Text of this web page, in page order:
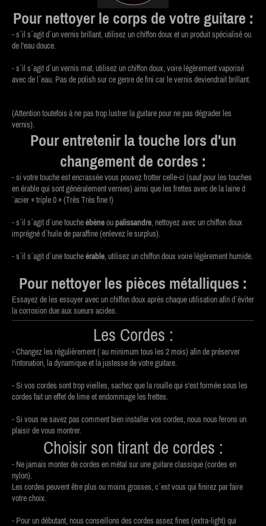
Pour nettoyer le corps de votre guitare :
- s´il s´agit d´un vernis brillant, utilisez un chiffon doux et un produit spécialisé ou
de l'eau douce.
- s´il s´agit d´un vernis mat, utilisez un chiffon doux, voire légèrement vaporisé
avec de l´eau. Pas de polish sur ce genre de fini car le vernis deviendrait brillant.
(Attention toutefois à ne pas trop lustrer la guitare pour ne pas dégrader les
vernis).
Pour entretenir la touche lors d'un
changement de cordes :
- si votre touche est encrassée vous pouvez frotter celle-ci (sauf pour les touches
en érable qui sont généralement vernies) ainsi que les frettes avec de la laine d
´acier « triple 0 » (Très Très fine !)
- s´il s´agit d´une toucheébèneoupalissandre, nettoyez avec un chiffon doux
imprégné d´huile de paraffine (enlevez le surplus).
- s´il s´agit d´une toucheérable, utilisez un chiffon doux voire légèrement humide.
Pour nettoyer les pièces métalliques :
Essayez de les essuyer avec un chiffon doux après chaque utilisation afin d´éviter
la corrosion due aux sueurs acides.
Les Cordes :
- Changez les régulièrement ( au minimum tous les 2 mois) afin de préserver
l'intonation, la dynamique et la justesse de votre guitare.
- Si vos cordes sont trop vieilles, sachez que la rouille qui s'est formée sous les
cordes fait un effet de lime et endommage les frettes.
- Si vous ne savez pas comment bien installer vos cordes, nous nous ferons un
plaisir de vous montrer.
Choisir son tirant de cordes :
- Ne jamais monter de cordes en métal sur une guitare classique (cordes en
nylon).
Les cordes peuvent être plus ou moins grosses, c´est vous qui finirez par faire
votre choix.
- Pour un débutant, nous conseillons des cordes assez fines (extra-light) qui